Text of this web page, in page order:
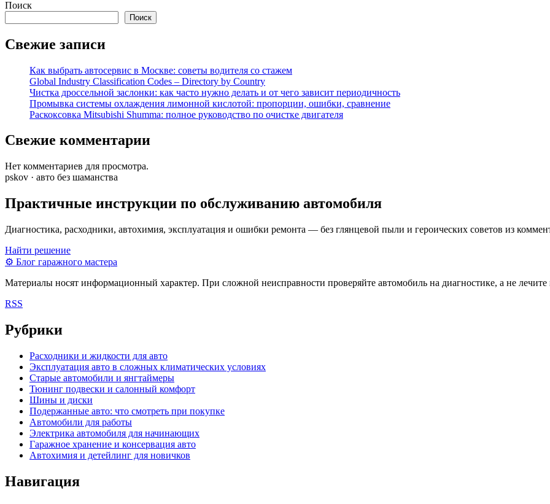
Поиск
Поиск
Свежие записи
Как выбрать автосервис в Москве: советы водителя со стажем
Global Industry Classification Codes – Directory by Country
Чистка дроссельной заслонки: как часто нужно делать и от чего зависит периодичность
Промывка системы охлаждения лимонной кислотой: пропорции, ошибки, сравнение
Раскоксовка Mitsubishi Shumma: полное руководство по очистке двигателя
Свежие комментарии
Нет комментариев для просмотра.
pskov · авто без шаманства
Практичные инструкции по обслуживанию автомобиля
Диагностика, расходники, автохимия, эксплуатация и ошибки ремонта — без глянцевой пыли и героических советов из
Найти решение
⚙ Блог гаражного мастера
Материалы носят информационный характер. При сложной неисправности проверяйте автомобиль на диагностике, а не лечите
RSS
Рубрики
Расходники и жидкости для авто
Эксплуатация авто в сложных климатических условиях
Старые автомобили и янгтаймеры
Тюнинг подвески и салонный комфорт
Шины и диски
Подержанные авто: что смотреть при покупке
Автомобили для работы
Электрика автомобиля для начинающих
Гаражное хранение и консервация авто
Автохимия и детейлинг для новичков
Навигация